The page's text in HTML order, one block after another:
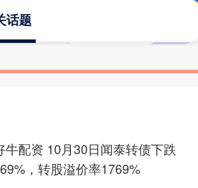
话题
牛配资 10月30日闻泰转债下跌
，转股溢价率1769%